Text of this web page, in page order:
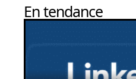
En tendance